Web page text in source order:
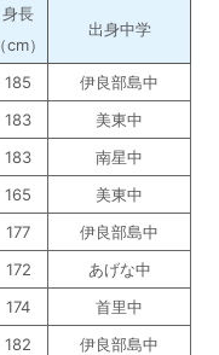
身長
（cm）
出身中学
185
伊良部島中
183
美東中
183
南星中
165
美東中
177
伊良部島中
172
あげな中
174
首里中
182
伊良部島中